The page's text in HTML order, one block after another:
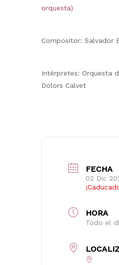
orquesta)
Compositor: Salvador
Intérpretes: Orquesta
Dolors Calvet
FECHA
02 Dic
HORA
Todo el